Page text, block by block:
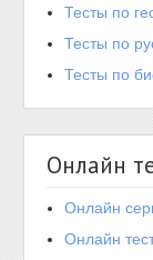
Тесты по
Тесты по
Тесты по
Онлайн
Онлайн
Онлайн